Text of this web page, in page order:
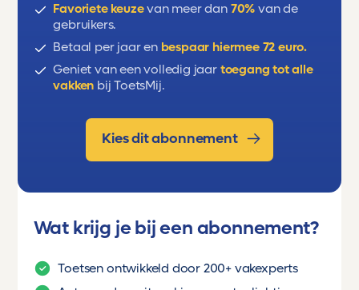
opschrijven, stap voor stap netjes
onder elkaar.
Als in een som eenheden zijn gegeven
moet je die ook in het eindantwoord
Tekenen doen we altijd met potlood,
schrijven met een pen. Als je een
dat nodig vindt
Bij dit proefwerk mag je je
Favoriete keuzevan meer dan 70% van de
gebruikers.
Betaal per jaar en bespaar hiermee 72 euro.
Geniet van een volledig jaar toegang tot alle
vakken bij ToetsMij.
Kies dit abonnement
Wat krijg je bij een abonnement?
Toetsen ontwikkeld door 200+ vakexperts